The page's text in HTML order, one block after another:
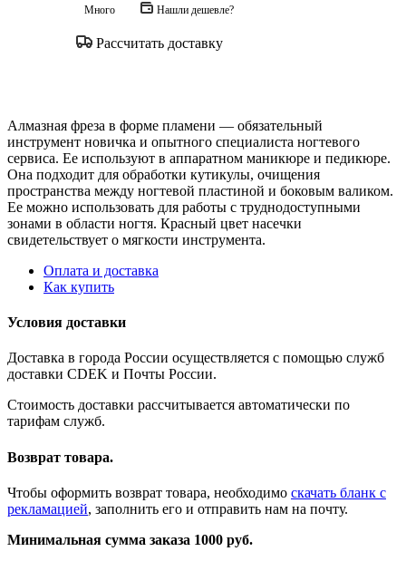
Много Нашли дешевле?
Рассчитать доставку
Алмазная фреза в форме пламени — обязательный
инструмент новичка и опытного специалиста ногтевого
сервиса. Ее используют в аппаратном маникюре и педикюре.
Она подходит для обработки кутикулы, очищения
пространства между ногтевой пластиной и боковым валиком.
Ее можно использовать для работы с труднодоступными
зонами в области ногтя. Красный цвет насечки
свидетельствует о мягкости инструмента.
Оплата и доставка
Как купить
Условия доставки
Доставка в города России осуществляется с помощью служб
доставки CDEK и Почты России.
Стоимость доставки рассчитывается автоматически по
тарифам служб.
Возврат товара.
Чтобы оформить возврат товара, необходимо скачать бланк с
рекламацией, заполнить его и отправить нам на почту.
Минимальная сумма заказа 1000 руб.